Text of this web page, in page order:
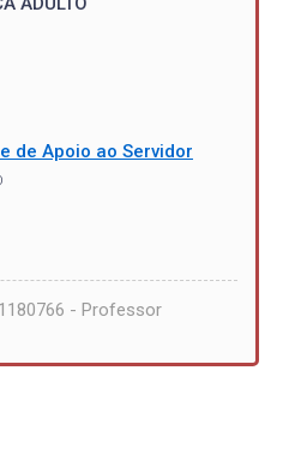
de Apoio ao Servidor
1180766 - Professor